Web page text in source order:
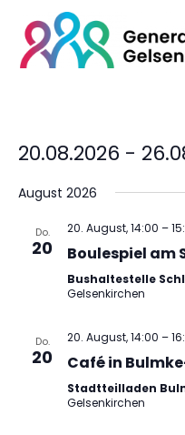
20.08.2026 -
wählen.
August 2026
Do.
20
20. August, 14:00 –
Boulespiel am
Bushaltestelle
Gelsenkirchen
Do.
20
20. August, 14:00 –
Café in
Stadtteilladen
Gelsenkirchen